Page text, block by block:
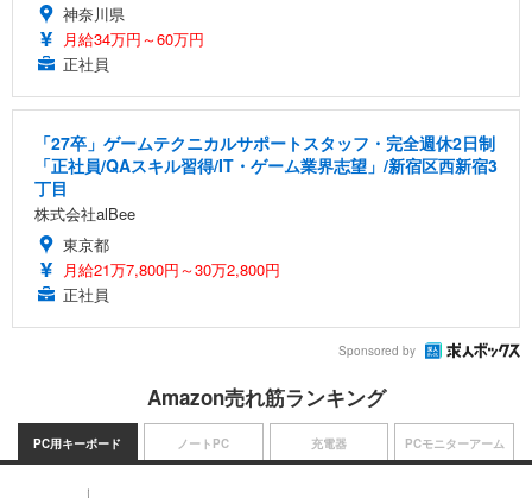
神奈川県
月給34万円～60万円
正社員
「27卒」ゲームテクニカルサポートスタッフ・完全週休2日制
「正社員/QAスキル習得/IT・ゲーム業界志望」/新宿区西新宿3
丁目
株式会社alBee
東京都
月給21万7,800円～30万2,800円
正社員
Sponsored by
Amazon売れ筋ランキング
PC用キーボード ノートPC 充電器 PCモニターアーム